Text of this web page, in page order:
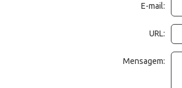
E-mail:
URL:
Mensagem: